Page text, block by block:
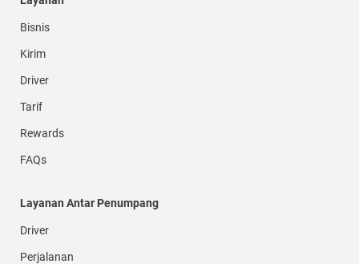
Bisnis
Kirim
Driver
Tarif
Rewards
FAQs
Layanan Antar Penumpang
Driver
Perjalanan